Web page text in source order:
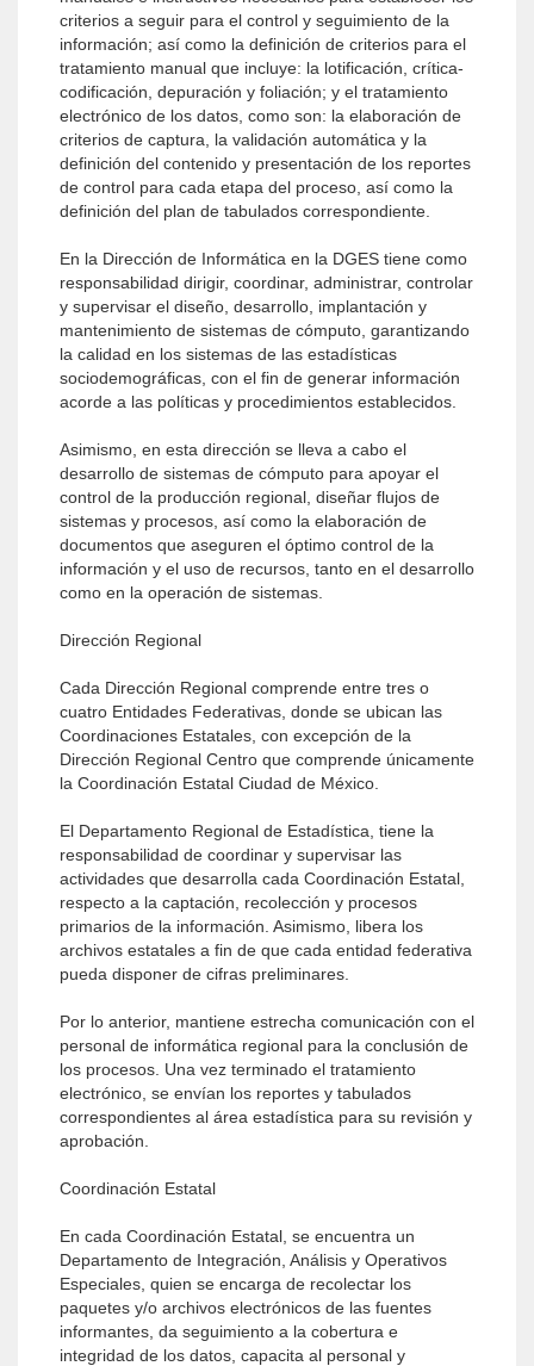
criterios a seguir para el control y seguimiento de la
información; así como la definición de criterios para el
tratamiento manual que incluye: la lotificación, crítica-
codificación, depuración y foliación; y el tratamiento
electrónico de los datos, como son: la elaboración de
criterios de captura, la validación automática y la
definición del contenido y presentación de los reportes
de control para cada etapa del proceso, así como la
definición del plan de tabulados correspondiente.
En la Dirección de Informática en la DGES tiene como
responsabilidad dirigir, coordinar, administrar, controlar
y supervisar el diseño, desarrollo, implantación y
mantenimiento de sistemas de cómputo, garantizando
la calidad en los sistemas de las estadísticas
sociodemográficas, con el fin de generar información
acorde a las políticas y procedimientos establecidos.
Asimismo, en esta dirección se lleva a cabo el
desarrollo de sistemas de cómputo para apoyar el
control de la producción regional, diseñar flujos de
sistemas y procesos, así como la elaboración de
documentos que aseguren el óptimo control de la
información y el uso de recursos, tanto en el desarrollo
como en la operación de sistemas.
Dirección Regional
Cada Dirección Regional comprende entre tres o
cuatro Entidades Federativas, donde se ubican las
Coordinaciones Estatales, con excepción de la
Dirección Regional Centro que comprende únicamente
la Coordinación Estatal Ciudad de México.
El Departamento Regional de Estadística, tiene la
responsabilidad de coordinar y supervisar las
actividades que desarrolla cada Coordinación Estatal,
respecto a la captación, recolección y procesos
primarios de la información. Asimismo, libera los
archivos estatales a fin de que cada entidad federativa
pueda disponer de cifras preliminares.
Por lo anterior, mantiene estrecha comunicación con el
personal de informática regional para la conclusión de
los procesos. Una vez terminado el tratamiento
electrónico, se envían los reportes y tabulados
correspondientes al área estadística para su revisión y
aprobación.
Coordinación Estatal
En cada Coordinación Estatal, se encuentra un
Departamento de Integración, Análisis y Operativos
Especiales, quien se encarga de recolectar los
paquetes y/o archivos electrónicos de las fuentes
informantes, da seguimiento a la cobertura e
integridad de los datos, capacita al personal y